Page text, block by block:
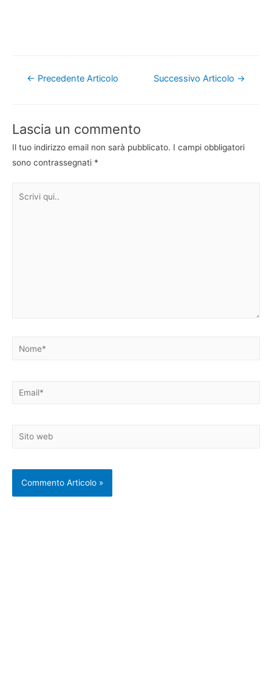
Navigazione
← Precedente Articolo Successivo Articolo →
Lascia un commento
Il tuo indirizzo email non sarà pubblicato. I campi obbligatori
sono contrassegnati *
Nome*
Email*
Sito